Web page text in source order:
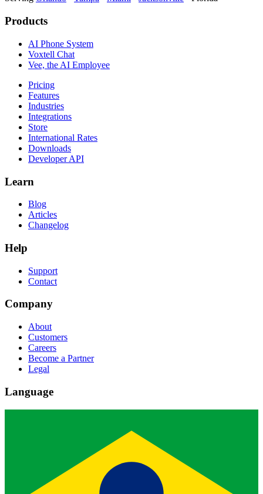
Products
AI Phone System
Voxtell Chat
Vee, the AI Employee
Pricing
Features
Industries
Integrations
Store
International Rates
Downloads
Developer API
Learn
Blog
Articles
Changelog
Help
Support
Contact
Company
About
Customers
Careers
Become a Partner
Legal
Language